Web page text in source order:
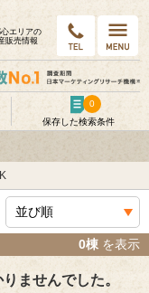
エリアの
販売情報
保存した検索条件
0
0棟 を表示
ませんでした。